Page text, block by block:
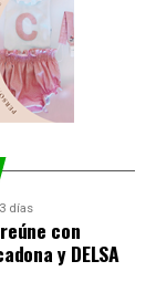
días
con
y DELSA